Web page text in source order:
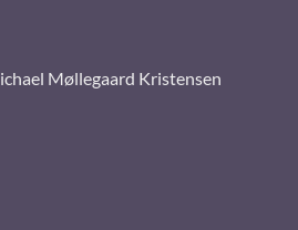
Møllegaard Kristensen